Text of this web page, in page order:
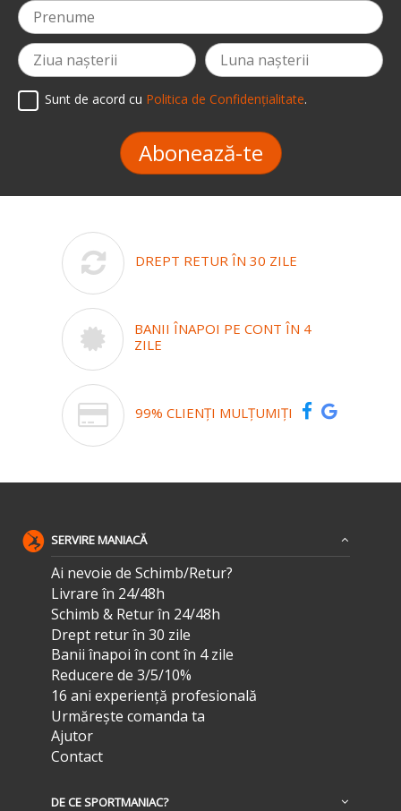
Sunt de acord cu Politica de Confidențialitate.
Abonează-te
DREPT RETUR ÎN 30 ZILE
BANII ÎNAPOI PE CONT ÎN 4
ZILE
99% CLIENȚI MULȚUMIȚI
SERVIRE MANIACĂ
Ai nevoie de Schimb/Retur?
Livrare în 24/48h
Schimb & Retur în 24/48h
Drept retur în 30 zile
Banii înapoi în cont în 4 zile
Reducere de 3/5/10%
16 ani experiență profesională
Urmărește comanda ta
Ajutor
Contact
DE CE SPORTMANIAC?